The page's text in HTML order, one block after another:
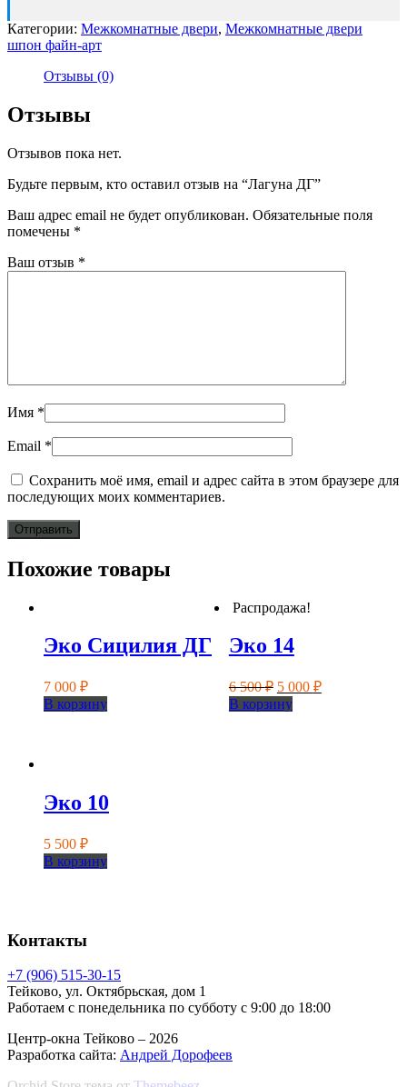
Категории: Межкомнатные двери, Межкомнатные двери
шпон файн-арт
Отзывы (0)
Отзывы
Отзывов пока нет.
Будьте первым, кто оставил отзыв на “Лагуна ДГ”
Ваш адрес email не будет опубликован. Обязательные поля
помечены *
Ваш отзыв *
Имя *
Email *
Сохранить моё имя, email и адрес сайта в этом браузере для
последующих моих комментариев.
Похожие товары
Эко Сицилия ДГ
7 000 ₽
В корзину
Распродажа!
Эко 14
6 500₽ Первоначальная
цена
составляла
5 000 ₽Текущая
В корзину
Эко 10
5 500 ₽
В корзину
Контакты
+7 (906) 515-30-15
Тейково, ул. Октябрьская, дом 1
Работаем с понедельника по субботу с 9:00 до 18:00
Центр-окна Тейково – 2026
Разработка сайта: Андрей Дорофеев